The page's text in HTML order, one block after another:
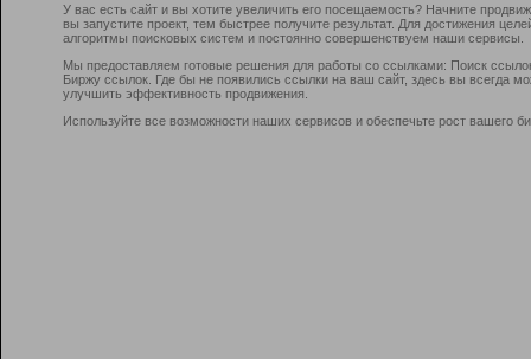
У вас есть сайт и вы хотите увеличить его посещаемость? Начните
вы запустите проект, тем быстрее получите результат. Для достижения
алгоритмы поисковых систем и постоянно совершенствуем наши сервисы.
Мы предоставляем готовые решения для работы со ссылками: Поиск
Биржу ссылок. Где бы не появились ссылки на ваш сайт, здесь вы всегда
улучшить эффективность продвижения.
Используйте все возможности наших сервисов и обеспечьте рост вашего